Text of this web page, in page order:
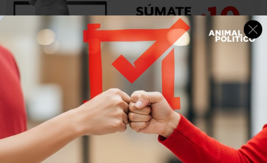
García dijo que espera que “mi frustración tenga eco en
el nuevo gobierno y se considere la atención a los atletas
de alto rendimiento,que las condiciones mejoren”.